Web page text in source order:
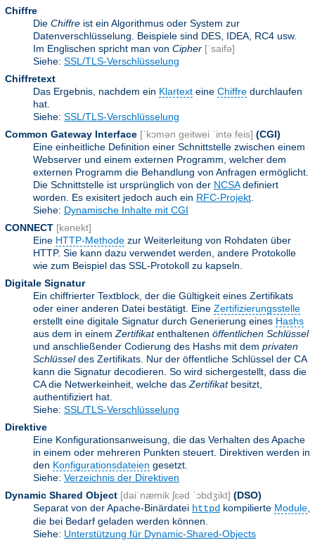
Chiffre
Die Chiffre ist ein Algorithmus oder System zur
Datenverschlüsselung. Beispiele sind DES, IDEA, RC4 usw.
Im Englischen spricht man von Cipher [ˈsaifə]
Siehe: SSL/TLS-Verschlüsselung
Chiffretext
Das Ergebnis, nachdem ein Klartext eine Chiffre durchlaufen
hat.
Siehe: SSL/TLS-Verschlüsselung
Common Gateway Interface [ˈkɔmən geitwei ˈintəːfeis] (CGI)
Eine einheitliche Definition einer Schnittstelle zwischen einem
Webserver und einem externen Programm, welcher dem
externen Programm die Behandlung von Anfragen ermöglicht.
Die Schnittstelle ist ursprünglich von der NCSAdefiniert
worden. Es exisitert jedoch auch ein RFC-Projekt
Siehe: Dynamische Inhalte mit CGI
CONNECT [kənekt]
Eine HTTP-Methode zur Weiterleitung von Rohdaten über
HTTP. Sie kann dazu verwendet werden, andere Protokolle
wie zum Beispiel das SSL-Protokoll zu kapseln.
Digitale Signatur
Ein chiffrierter Textblock, der die Gültigkeit eines Zertifikats
oder einer anderen Datei bestätigt. Eine Zertifizierungsstelle
erstellt eine digitale Signatur durch Generierung eines Hashs
aus dem in einem Zertifikatenthaltenen öffentlichen Schlüssel
und anschließender Codierung des Hashs mit dem privaten
Schlüsseldes Zertifikats. Nur der öffentliche Schlüssel der CA
kann die Signatur decodieren. So wird sichergestellt, dass die
CA die Netwerkeinheit, welche das Zertifikatbesitzt,
authentifiziert hat.
Siehe: SSL/TLS-Verschlüsselung
Direktive
Eine Konfigurationsanweisung, die das Verhalten des Apache
in einem oder mehreren Punkten steuert. Direktiven werden in
den Konfigurationsdateien gesetzt.
Siehe: Verzeichnis der Direktiven
Dynamic Shared Object [daiˈnæmik ʃɛəd ˈɔbdʒikt] (DSO)
Separat von der Apache-Binärdatei httpd kompilierte Module
die bei Bedarf geladen werden können.
Siehe: Unterstützung für Dynamic-Shared-Objects